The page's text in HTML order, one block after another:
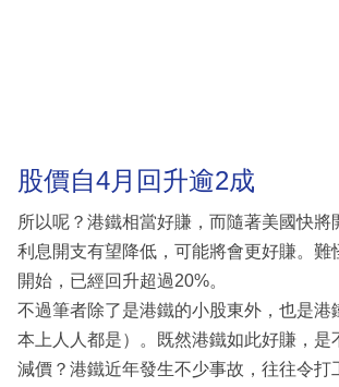
股價自4月回升逾2成
所以呢？港鐵相當好賺，而隨著美國快將
利息開支有望降低，可能將會更好賺。難
開始，已經回升超過20%。
不過筆者除了是港鐵的小股東外，也是港
本上人人都是）。既然港鐵如此好賺，是
減價？港鐵近年發生不少事故，往往令打